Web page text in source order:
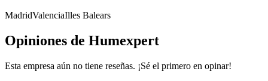
MadridValenciaIlles Balears
Opiniones de Humexpert
Esta empresa aún no tiene reseñas. ¡Sé el primero en opinar!